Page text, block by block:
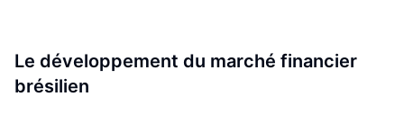
Le développement du marché financier
brésilien